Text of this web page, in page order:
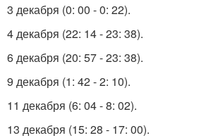
3 декабря (0: 00 - 0: 22).
4 декабря (22: 14 - 23: 38).
6 декабря (20: 57 - 23: 38).
9 декабря (1: 42 - 2: 10).
11 декабря (6: 04 - 8: 02).
13 декабря (15: 28 - 17: 00).